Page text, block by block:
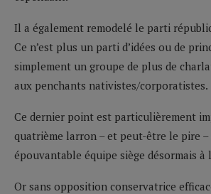
Il a également remodelé le parti
Ce n’est plus un parti d’idées ou de
simplement un groupe de plus de
aux penchants nativistes/corporatistes.
Ce dernier point est particulièrement
quatrième larron – et peut-être le pire –
épouvantable équipe siège désormais à
Or sans opposition conservatrice